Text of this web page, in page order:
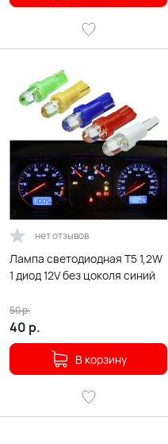
нет отзывов
Лампа светодиодная T5 1,2W
1 диод 12V без цоколя синий
40 р.
50р.
В корзину